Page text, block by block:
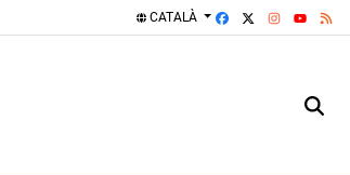
CATALÀ FACEBOOK
YOUTUBE